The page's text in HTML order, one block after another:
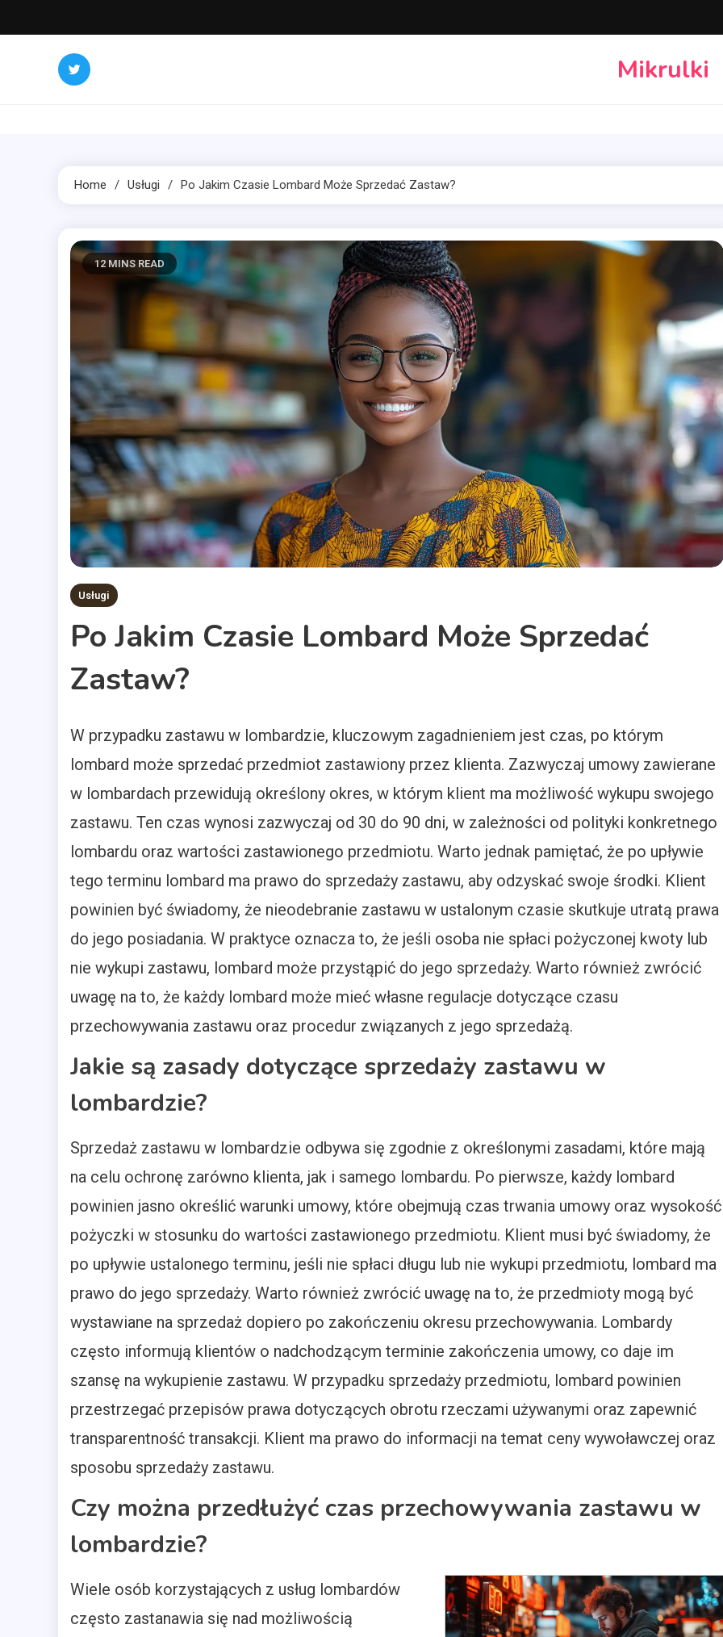
to
Mikrulki
Home Usługi Po Jakim Czasie Lombard Może Sprzedać Zastaw?
12 MINS READ
Usługi
Po Jakim Czasie Lombard Może Sprzedać
Zastaw?
W przypadku zastawu w lombardzie, kluczowym zagadnieniem jest czas, po którym
lombard może sprzedać przedmiot zastawiony przez klienta. Zazwyczaj umowy zawierane
w lombardach przewidują określony okres, w którym klient ma możliwość wykupu swojego
zastawu. Ten czas wynosi zazwyczaj od 30 do 90 dni, w zależności od polityki konkretnego
lombardu oraz wartości zastawionego przedmiotu. Warto jednak pamiętać, że po upływie
tego terminu lombard ma prawo do sprzedaży zastawu, aby odzyskać swoje środki. Klient
powinien być świadomy, że nieodebranie zastawu w ustalonym czasie skutkuje utratą prawa
do jego posiadania. W praktyce oznacza to, że jeśli osoba nie spłaci pożyczonej kwoty lub
nie wykupi zastawu, lombard może przystąpić do jego sprzedaży. Warto również zwrócić
uwagę na to, że każdy lombard może mieć własne regulacje dotyczące czasu
przechowywania zastawu oraz procedur związanych z jego sprzedażą.
Jakie są zasady dotyczące sprzedaży zastawu w
lombardzie?
Sprzedaż zastawu w lombardzie odbywa się zgodnie z określonymi zasadami, które mają
na celu ochronę zarówno klienta, jak i samego lombardu. Po pierwsze, każdy lombard
powinien jasno określić warunki umowy, które obejmują czas trwania umowy oraz wysokość
pożyczki w stosunku do wartości zastawionego przedmiotu. Klient musi być świadomy, że
po upływie ustalonego terminu, jeśli nie spłaci długu lub nie wykupi przedmiotu, lombard ma
prawo do jego sprzedaży. Warto również zwrócić uwagę na to, że przedmioty mogą być
wystawiane na sprzedaż dopiero po zakończeniu okresu przechowywania. Lombardy
często informują klientów o nadchodzącym terminie zakończenia umowy, co daje im
szansę na wykupienie zastawu. W przypadku sprzedaży przedmiotu, lombard powinien
przestrzegać przepisów prawa dotyczących obrotu rzeczami używanymi oraz zapewnić
transparentność transakcji. Klient ma prawo do informacji na temat ceny wywoławczej oraz
sposobu sprzedaży zastawu.
Czy można przedłużyć czas przechowywania zastawu w
lombardzie?
Wiele osób korzystających z usług lombardów
często zastanawia się nad możliwością